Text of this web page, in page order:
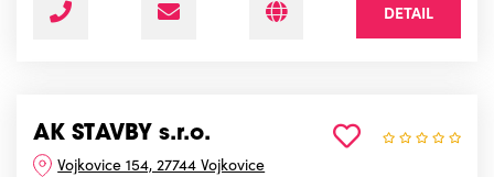
DETAIL
AK STAVBY s.r.o.
Vojkovice 154, 27744 Vojkovice